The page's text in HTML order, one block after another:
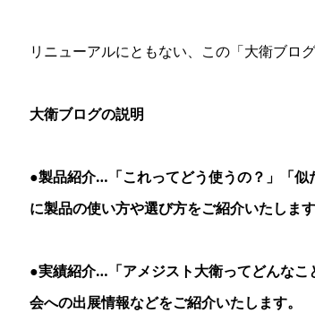
リニューアルにともない、この「大衛ブロ
大衛ブログの説明
●製品紹介…「これってどう使うの？」「
に製品の使い方や選び方をご紹介いたします
●実績紹介…「アメジスト大衛ってどんな
会への出展情報などをご紹介いたします。